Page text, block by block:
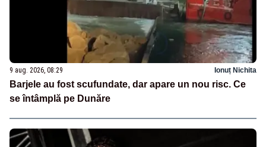
9 aug. 2026, 08:29 Ionuț Nichita
Barjele au fost scufundate, dar apare un nou risc. Ce
se întâmplă pe Dunăre